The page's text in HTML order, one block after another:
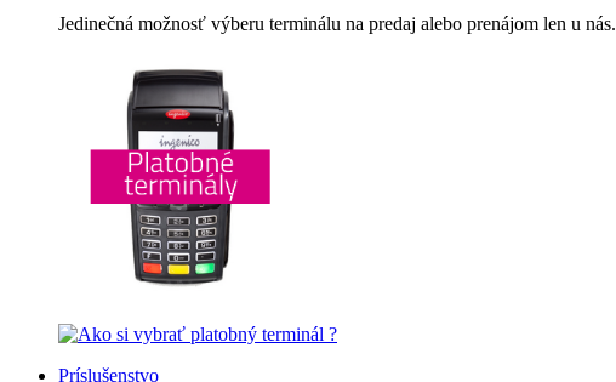
Jedinečná možnosť výberu terminálu na predaj alebo prenájom len u nás.
Príslušenstvo